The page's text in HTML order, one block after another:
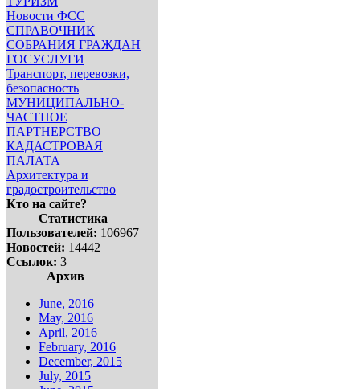
Новости ФСС
СПРАВОЧНИК
СОБРАНИЯ ГРАЖДАН
ГОСУСЛУГИ
Транспорт, перевозки,
безопасность
МУНИЦИПАЛЬНО-
ЧАСТНОЕ
ПАРТНЕРСТВО
КАДАСТРОВАЯ
ПАЛАТА
Архитектура и
градостроительство
Кто на сайте?
Статистика
Пользователей: 106967
Новостей: 14442
Ссылок: 3
Архив
June, 2016
May, 2016
April, 2016
February, 2016
December, 2015
July, 2015